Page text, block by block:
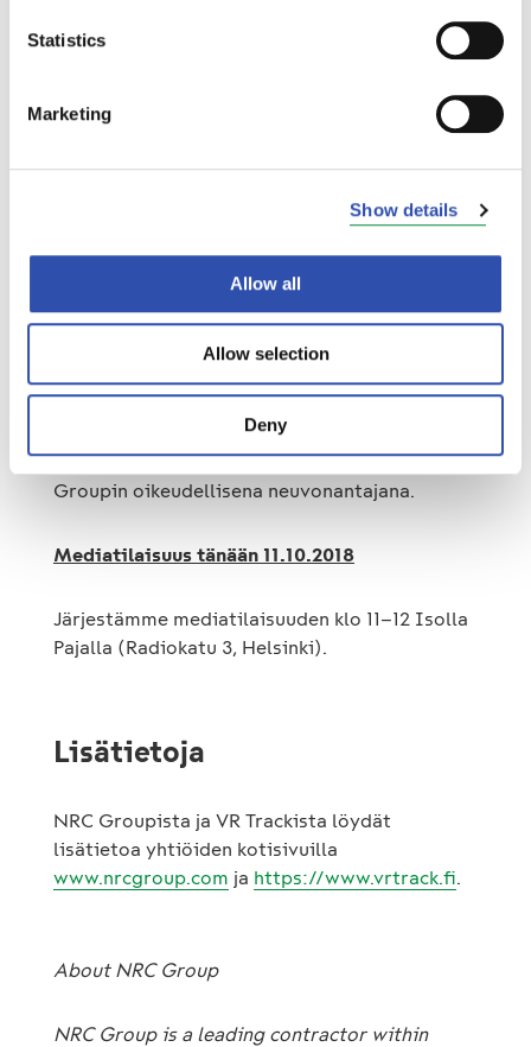
Statistics
Marketing
Show details
Allow all
Allow selection
Deny
Ruotsissa. Pidemmällä aikavälillä syntyy uusia
mahdollisuuksia yhteistyöhön maiden välillä ja
uramahdollisuuksia. Myös raskas- ja
monipuolisemmin.
VR Trackilla on paljon menestyksekästä
kokemusta kunnossapitohankkeista. Sitä
arvostetaan uudessa yhtiössä erityisen paljon.
Myös VR Trackin suunnitteluosaaminen tuo
merkittävää lisäarvoa NRC Groupille ja uuden
Nordea on toiminut transaktiossa VR Groupin
taloudellisena neuvonantajana ja Krogerus VR
Groupin oikeudellisena neuvonantajana.
Mediatilaisuus tänään 11.10.2018
Järjestämme mediatilaisuuden klo 11–12 Isolla
Pajalla (Radiokatu 3, Helsinki).
Lisätietoja
NRC Groupista ja VR Trackista löydät
lisätietoa yhtiöiden kotisivuilla
www.nrcgroup.com ja https://www.vrtrack.fi.
About NRC Group
NRC Group is a leading contractor within